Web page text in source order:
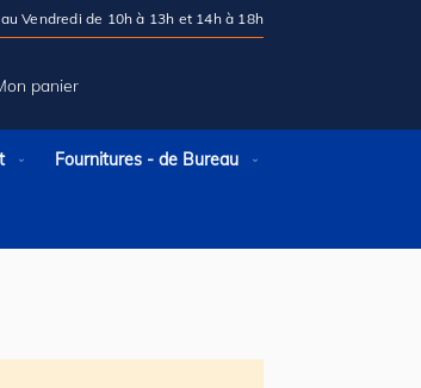
Vendredi de 10h à 13h et 14h à 18h
panier
Fournitures - de Bureau